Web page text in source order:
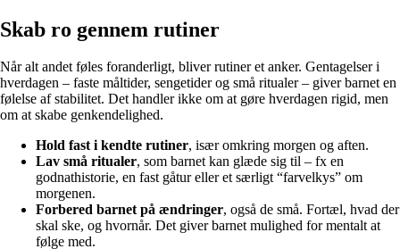
Skab ro gennem rutiner
Når alt andet føles foranderligt, bliver rutiner et anker. Gentagelser i
hverdagen – faste måltider, sengetider og små ritualer – giver barnet en
følelse af stabilitet. Det handler ikke om at gøre hverdagen rigid, men
om at skabe genkendelighed.
Hold fast i kendte rutiner, især omkring morgen og aften.
Lav små ritualer, som barnet kan glæde sig til – fx en
godnathistorie, en fast gåtur eller et særligt “farvelkys” om
morgenen.
Forbered barnet på ændringer, også de små. Fortæl, hvad der
skal ske, og hvornår. Det giver barnet mulighed for mentalt at
følge med.